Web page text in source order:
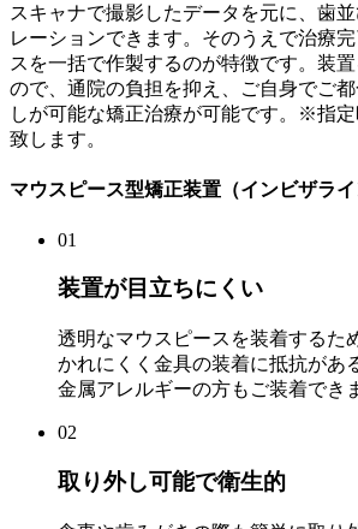
スキャナで撮影したデータを元に、歯
レーションできます。そのうえで治療
スを一括で作製するのが特徴です。装
ので、通院の負担を抑え、ご自身でご
しが可能な矯正治療が可能です。※指
致します。
マウスピース型矯正装置（インビザラ
01
装置が目立ちにくい
透明なマウスピースを装着するた
かれにくく金具の装着に抵抗があ
金属アレルギーの方もご装着でき
02
取り外し可能で衛生的